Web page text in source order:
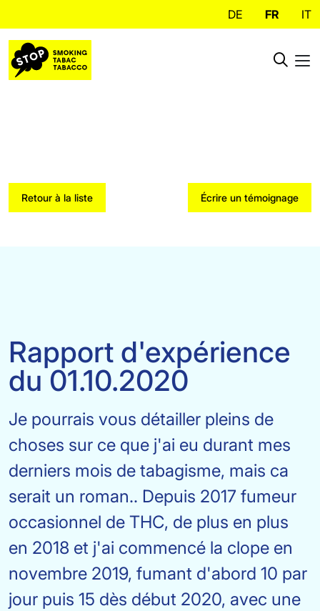
DE FR IT
Retour à la liste Écrire un témoignage
Rapport d'expérience
du 01.10.2020
Je pourrais vous détailler pleins de
choses sur ce que j'ai eu durant mes
derniers mois de tabagisme, mais ca
serait un roman.. Depuis 2017 fumeur
occasionnel de THC, de plus en plus
en 2018 et j'ai commencé la clope en
novembre 2019, fumant d'abord 10 par
jour puis 15 dès début 2020, avec une